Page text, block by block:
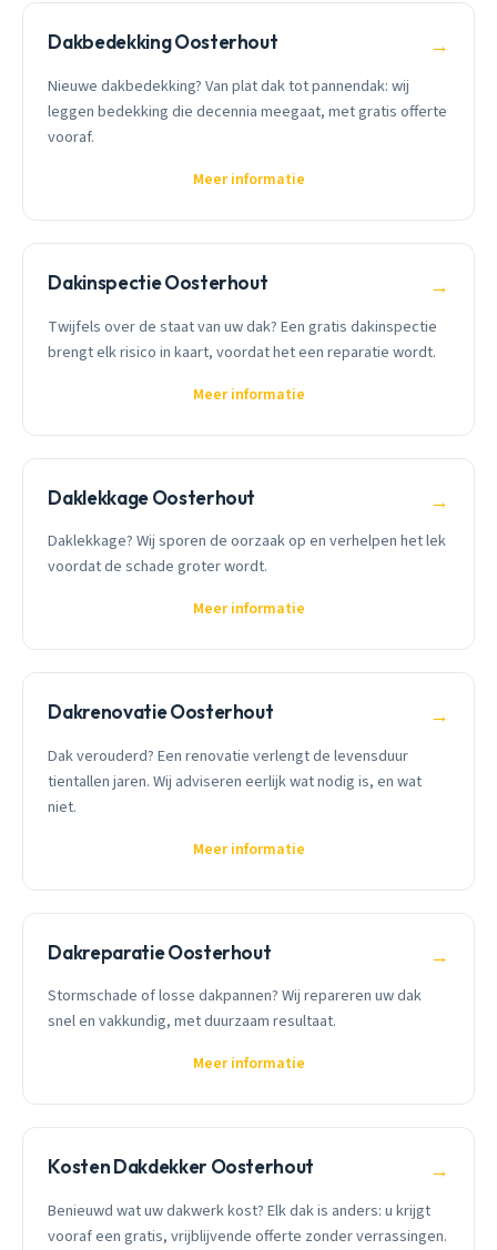
Dakbedekking Oosterhout →
Nieuwe dakbedekking? Van plat dak tot pannendak: wij
leggen bedekking die decennia meegaat, met gratis offerte
vooraf.
Meer informatie
Dakinspectie Oosterhout →
Twijfels over de staat van uw dak? Een gratis dakinspectie
brengt elk risico in kaart, voordat het een reparatie wordt.
Meer informatie
Daklekkage Oosterhout →
Daklekkage? Wij sporen de oorzaak op en verhelpen het lek
voordat de schade groter wordt.
Meer informatie
Dakrenovatie Oosterhout →
Dak verouderd? Een renovatie verlengt de levensduur
tientallen jaren. Wij adviseren eerlijk wat nodig is, en wat
niet.
Meer informatie
Dakreparatie Oosterhout →
Stormschade of losse dakpannen? Wij repareren uw dak
snel en vakkundig, met duurzaam resultaat.
Meer informatie
Kosten Dakdekker Oosterhout →
Benieuwd wat uw dakwerk kost? Elk dak is anders: u krijgt
vooraf een gratis, vrijblijvende offerte zonder verrassingen.